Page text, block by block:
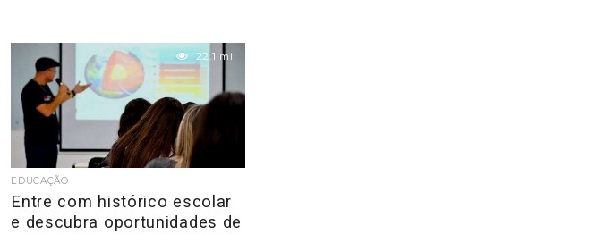
22.1 mil
EDUCAÇÃO
Entre com histórico escolar
e descubra oportunidades de